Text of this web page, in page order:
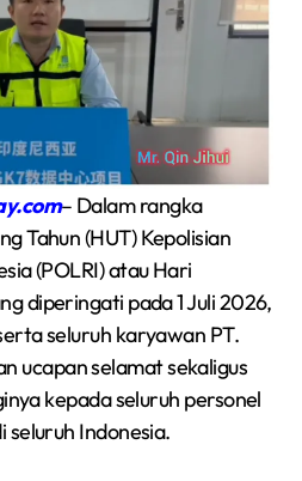
– Dalam rangka
Tahun (HUT) Kepolisian
(POLRI) atau Hari
diperingati pada 1 Juli 2026,
seluruh karyawan PT.
ucapan selamat sekaligus
kepada seluruh personel
seluruh Indonesia.